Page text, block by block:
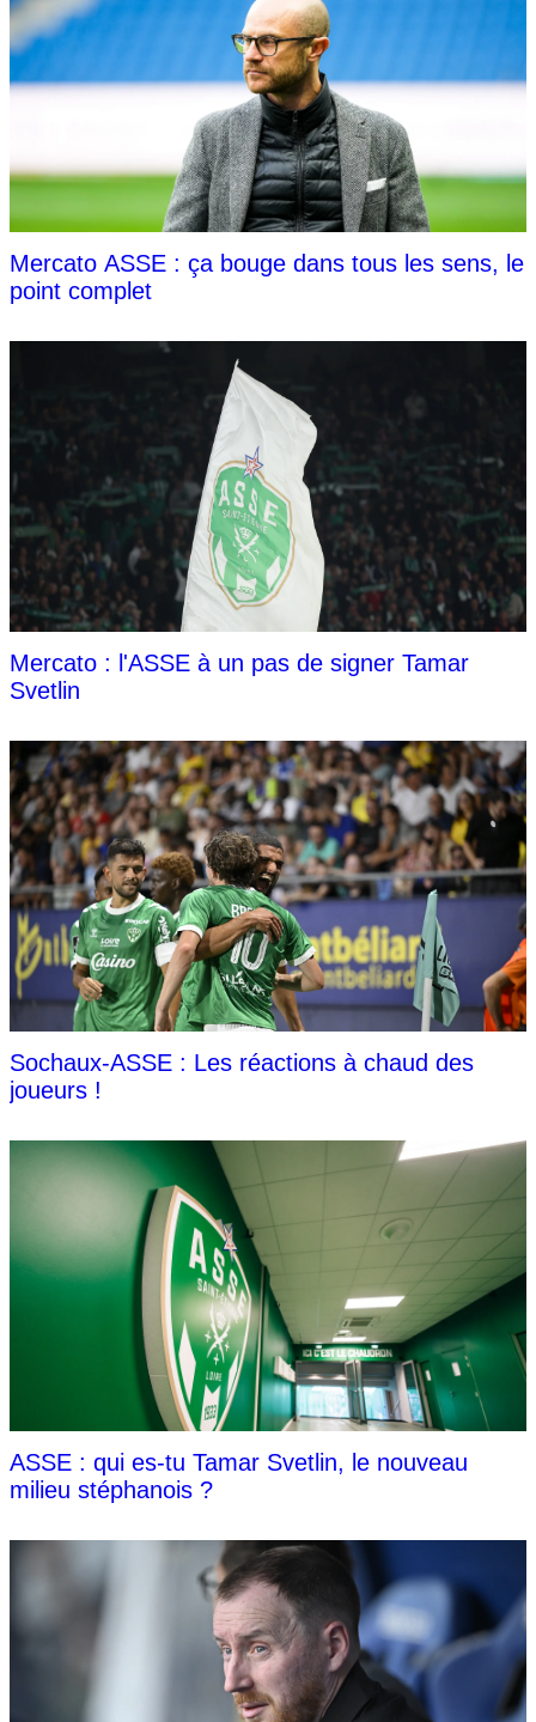
Mercato ASSE : ça bouge dans tous les sens, le
point complet
Mercato : l'ASSE à un pas de signer Tamar
Svetlin
Sochaux-ASSE : Les réactions à chaud des
joueurs !
ASSE : qui es-tu Tamar Svetlin, le nouveau
milieu stéphanois ?